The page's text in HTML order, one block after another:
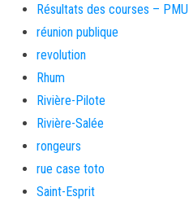
Résultats des courses – PMU
réunion publique
revolution
Rhum
Rivière-Pilote
Rivière-Salée
rongeurs
rue case toto
Saint-Esprit